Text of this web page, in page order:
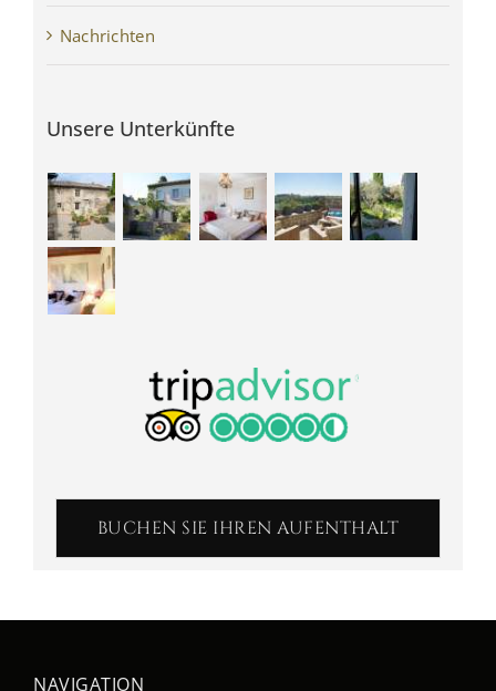
Nachrichten
Unsere Unterkünfte
BUCHEN SIE IHREN AUFENTHALT
NAVIGATION